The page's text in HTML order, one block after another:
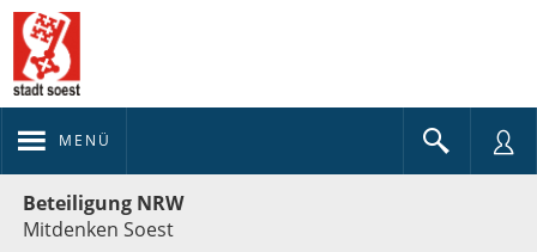
MENÜ
Beteiligung NRW
Mitdenken Soest